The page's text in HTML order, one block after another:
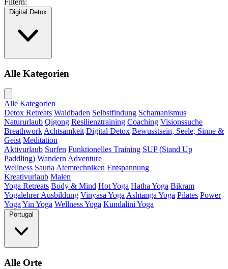
Digital Detox
Alle Kategorien
Alle Kategorien
Detox Retreats Waldbaden Selbstfindung Schamanismus
Natururlaub Qigong Resilienztraining Coaching Visionssuche
Breathwork Achtsamkeit Digital Detox Bewusstsein, Seele, Sinne &
Geist Meditation
Aktivurlaub Surfen Funktionelles Training SUP (Stand Up
Paddling) Wandern Adventure
Wellness Sauna Atemtechniken Entspannung
Kreativurlaub Malen
Yoga Retreats Body & Mind Hot Yoga Hatha Yoga Bikram
Yogalehrer Ausbildung Vinyasa Yoga Ashtanga Yoga Pilates Power
Yoga Yin Yoga Wellness Yoga Kundalini Yoga
Portugal
Alle Orte